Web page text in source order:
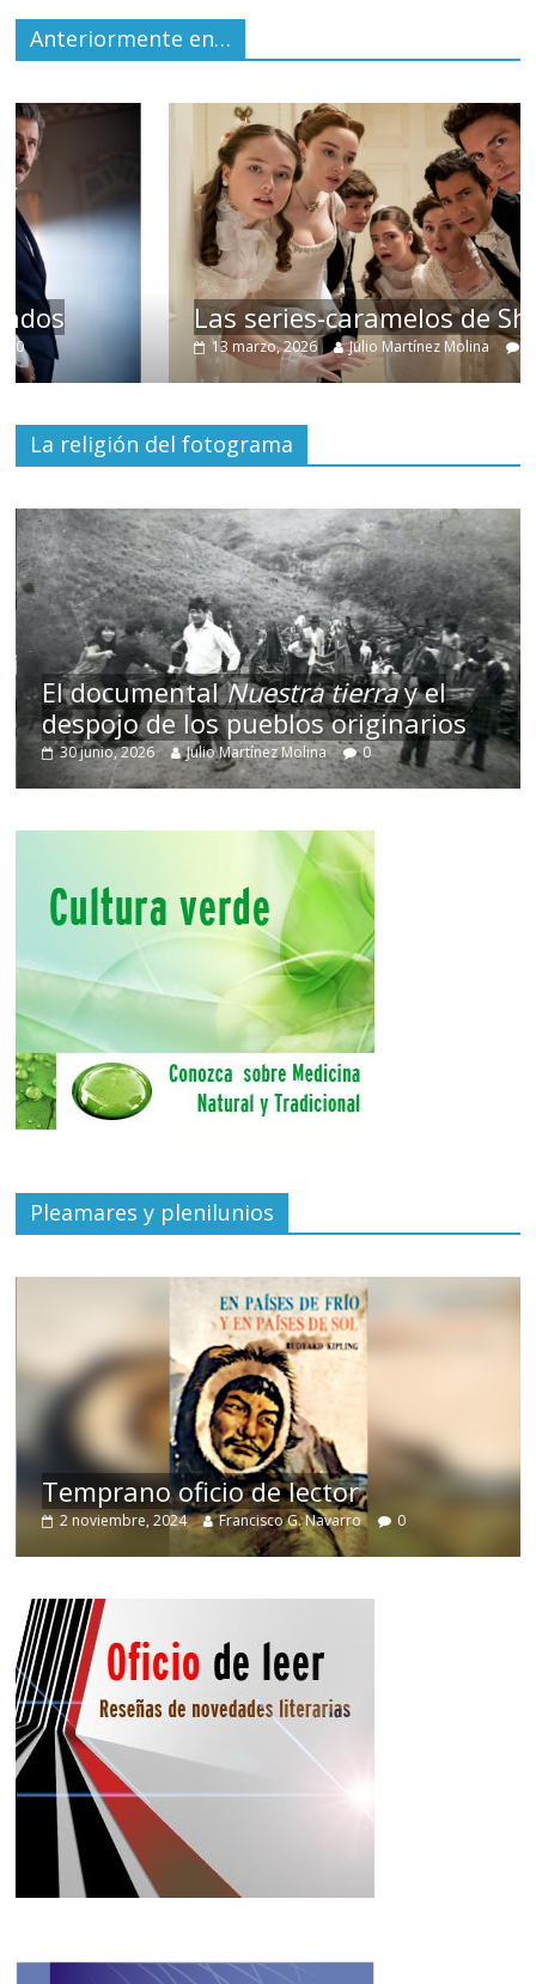
Anteriormente en…
Las series-caramelos de Shondaland
Julio Martínez Molina 0
La religión del fotograma
El documentalNuestra tierray el
despojo de los pueblos originarios
30 junio, 2026 Julio Martínez Molina 0
Pleamares y plenilunios
Temprano oficio de lector
2 noviembre, 2024 Francisco G. Navarro 0